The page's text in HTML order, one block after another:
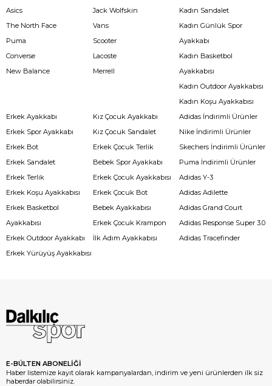
Asics
The North Face
Puma
Converse
New Balance
Jack Wolfskin
Vans
Scooter
Lacoste
Merrell
Kadın Sandalet
Kadın Günlük Spor
Ayakkabı
Kadın Basketbol
Ayakkabısı
Kadın Outdoor Ayakkabısı
Kadın Koşu Ayakkabısı
Erkek Ayakkabı
Erkek Spor Ayakkabı
Erkek Bot
Erkek Sandalet
Erkek Terlik
Erkek Koşu Ayakkabısı
Erkek Basketbol
Ayakkabısı
Erkek Outdoor Ayakkabı
Erkek Yürüyüş Ayakkabısı
Kız Çocuk Ayakkabı
Kız Çocuk Sandalet
Erkek Çocuk Terlik
Bebek Spor Ayakkabı
Erkek Çocuk Ayakkabısı
Erkek Çocuk Bot
Bebek Ayakkabısı
Erkek Çocuk Krampon
İlk Adım Ayakkabısı
Adidas İndirimli Ürünler
Nike İndirimli Ürünler
Skechers İndirimli Ürünler
Puma İndirimli Ürünler
Adidas Y-3
Adidas Adilette
Adidas Grand Court
Adidas Response Super 3.0
Adidas Tracefinder
E-BÜLTEN ABONELİĞİ
Haber listemize kayıt olarak kampanyalardan, indirim ve yeni ürünlerden ilk siz
haberdar olabilirsiniz.